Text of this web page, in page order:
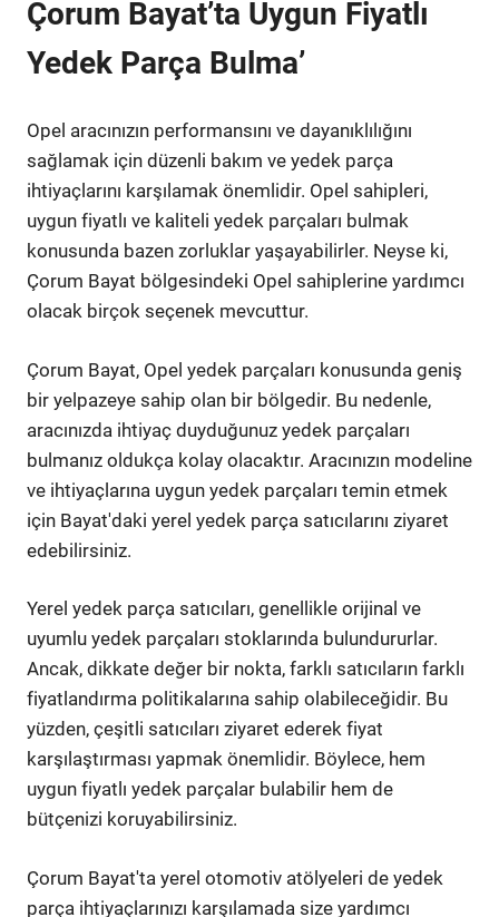
Çorum Bayat’ta Uygun Fiyatlı
Yedek Parça Bulma’
Opel aracınızın performansını ve dayanıklılığını
sağlamak için düzenli bakım ve yedek parça
ihtiyaçlarını karşılamak önemlidir. Opel sahipleri,
uygun fiyatlı ve kaliteli yedek parçaları bulmak
konusunda bazen zorluklar yaşayabilirler. Neyse ki,
Çorum Bayat bölgesindeki Opel sahiplerine yardımcı
olacak birçok seçenek mevcuttur.
Çorum Bayat, Opel yedek parçaları konusunda geniş
bir yelpazeye sahip olan bir bölgedir. Bu nedenle,
aracınızda ihtiyaç duyduğunuz yedek parçaları
bulmanız oldukça kolay olacaktır. Aracınızın modeline
ve ihtiyaçlarına uygun yedek parçaları temin etmek
için Bayat'daki yerel yedek parça satıcılarını ziyaret
edebilirsiniz.
Yerel yedek parça satıcıları, genellikle orijinal ve
uyumlu yedek parçaları stoklarında bulundururlar.
Ancak, dikkate değer bir nokta, farklı satıcıların farklı
fiyatlandırma politikalarına sahip olabileceğidir. Bu
yüzden, çeşitli satıcıları ziyaret ederek fiyat
karşılaştırması yapmak önemlidir. Böylece, hem
uygun fiyatlı yedek parçalar bulabilir hem de
bütçenizi koruyabilirsiniz.
Çorum Bayat'ta yerel otomotiv atölyeleri de yedek
parça ihtiyaçlarınızı karşılamada size yardımcı